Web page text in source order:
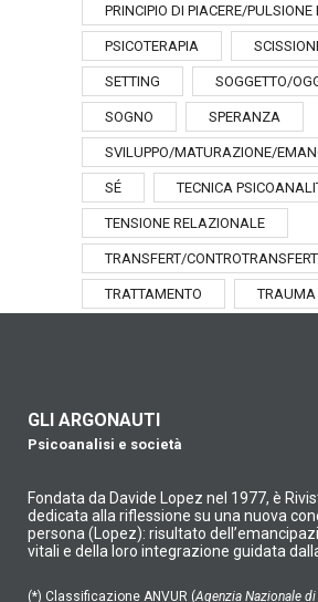
PRINCIPIO DI PIACERE/PULSIONE
PSICOTERAPIA
SETTING SOGGETTO/
SOGNO SPERANZA
SVILUPPO/MATURAZIONE/
SÉ TECNICA
TENSIONE RELAZIONALE
TRANSFERT/CONTROTRANSFERT
TRATTAMENTO TRAUMA
GLI ARGONAUTI
Psicoanalisi e società
Fondata da Davide Lopez nel 1977, è
dedicata alla riflessione su una nuova
persona (Lopez): risultato
vitali e della loro integrazione guidata
(*) Classificazione ANVUR (Agenzia Nazionale